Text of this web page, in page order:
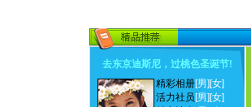
去东京迪斯尼，过桃色圣诞节!
精彩相册[男] [女]
活力社员 [男] [女]